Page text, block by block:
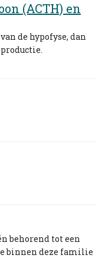
(ACTH) en
de hypofyse, dan
behorend tot een
binnen deze familie